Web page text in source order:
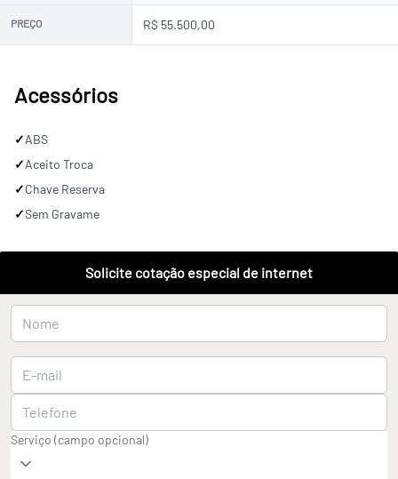
PREÇO R$ 55.500,00
Acessórios
✓ABS
✓Aceito Troca
✓Chave Reserva
✓Sem Gravame
Solicite cotação especial de internet
Serviço (campo opcional)